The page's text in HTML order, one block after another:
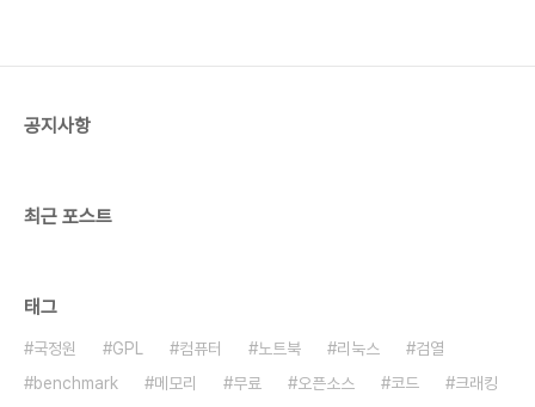
리크스가 '글로벌 스퀘어'(Global Square)라는 이
공지사항
최근 포스트
태그
국정원 GPL 컴퓨터 노트북 리눅스
검열
benchmark
메모리 무료 오픈소스 코드
크래킹